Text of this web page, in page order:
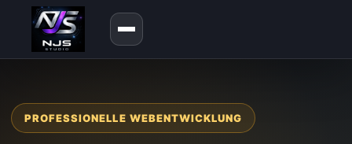
PROFESSIONELLE WEBENTWICKLUNG